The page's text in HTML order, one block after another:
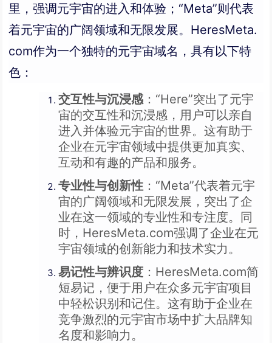
里，强调元宇宙的进入和体验；“Meta”则代表
着元宇宙的广阔领域和无限发展。HeresMeta.
com作为一个独特的元宇宙域名，具有以下特
色：
交互性与沉浸感 ：“Here”突出了元宇
宙的交互性和沉浸感，用户可以亲自
进入并体验元宇宙的世界。这有助于
企业在元宇宙领域中提供更加真实、
互动和有趣的产品和服务。
专业性与创新性 ：“Meta”代表着元宇
宙的广阔领域和无限发展，突出了企
业在这一领域的专业性和专注度。同
时，HeresMeta.com强调了企业在元
宇宙领域的创新能力和技术实力。
易记性与辨识度 ：HeresMeta.com简
短易记，便于用户在众多元宇宙项目
中轻松识别和记住。这有助于企业在
竞争激烈的元宇宙市场中扩大品牌知
名度和影响力。